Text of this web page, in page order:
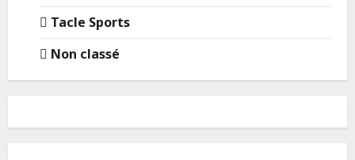
Tacle Sports
Non classé